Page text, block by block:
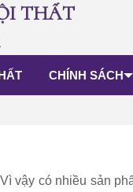
THẤT
CHÍNH SÁCH
vậy có nhiều sản